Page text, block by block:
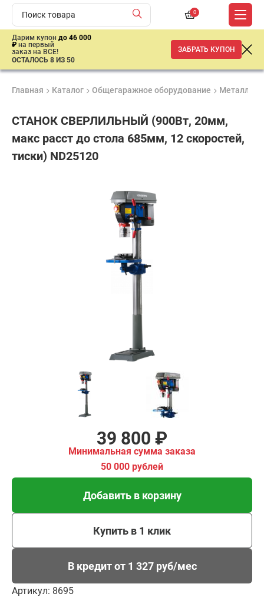
0
Дарим купон до 46 000
₽ на первый
заказ на ВСЕ!
ОСТАЛОСЬ 8 ИЗ 50
ЗАБРАТЬ КУПОН
Главная Каталог Общегаражное оборудование
СТАНОК СВЕРЛИЛЬНЫЙ (900Вт, 20мм,
макс расст до стола 685мм, 12 скоростей,
тиски) ND25120
Доставка
от 2 дней
39 800 ₽
Минимальная сумма заказа
50 000 рублей
Добавить в корзину
Купить в 1 клик
В кредит от 1 327 руб/мес
Артикул: 8695
Купить в 1 клик
В кредит от 1 327 руб/
мес